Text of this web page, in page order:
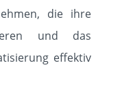
die ihre
und das
effektiv